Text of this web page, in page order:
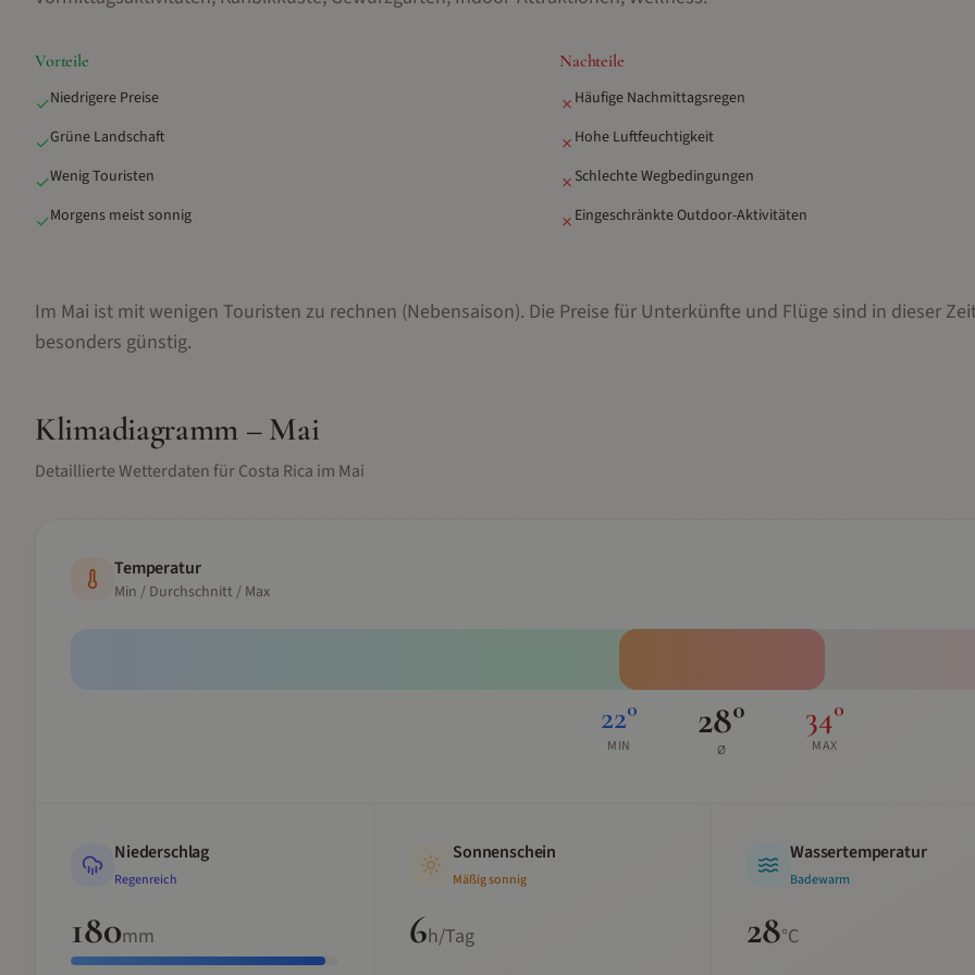
Vorteile
✓Niedrigere Preise
✓Grüne Landschaft
✓Wenig Touristen
✓Morgens meist sonnig
Nachteile
✗ Häufige Nachmittagsregen
✗ Hohe Luftfeuchtigkeit
✗ Schlechte Wegbedingungen
✗ Eingeschränkte Outdoor-Aktivitäten
Im Mai ist mit wenigen Touristen zu rechnen (Nebensaison). Die Preise für Unterkünfte und Flüge sind in dieser
besonders günstig.
Klimadiagramm –Mai
Detaillierte Wetterdaten fürCosta Rica im Mai
Temperatur
Min / Durchschnitt / Max
22°
MIN
28°
Ø
34°
MAX
Niederschlag
Regenreich
180mm
Sonnenschein
Mäßig sonnig
6h/Tag
Wassertemperatur
Badewarm
28°C